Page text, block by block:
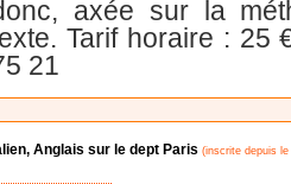
axée sur la
Tarif horaire : 25
21
Anglais sur le dept Paris (inscrite depuis